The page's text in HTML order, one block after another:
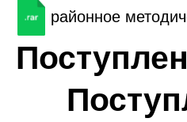
районное